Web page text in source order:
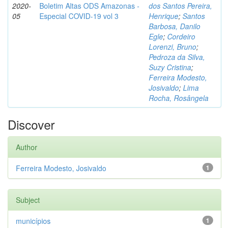
2020-
05
Boletim Altas ODS Amazonas -
Especial COVID-19 vol 3
dos Santos Pereira,
Henrique; Santos
Barbosa, Danilo
Egle; Cordeiro
Lorenzi, Bruno;
Pedroza da Silva,
Suzy Cristina;
Ferreira Modesto,
Josivaldo; Lima
Rocha, Rosângela
Discover
Author
1
Ferreira Modesto, Josivaldo
Subject
1
municípios